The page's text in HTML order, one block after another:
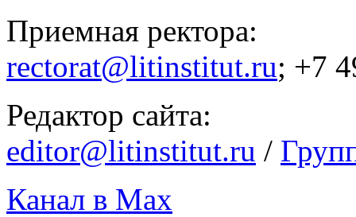
Приемная ректора:
rectorat@litinstitut.ru; +7
Редактор сайта:
editor@litinstitut.ru /
Канал в Max